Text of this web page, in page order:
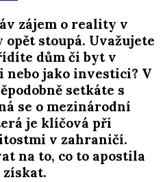
zájem o reality v
stoupá. Uvažujete
dům či byt v
jako investici? V
setkáte s
se o mezinárodní
je klíčová při
v zahraničí.
na to, co to apostila
získat.